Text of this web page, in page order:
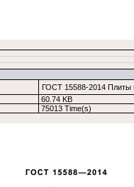
ГОСТ 15588-2014 Плиты
60.74 KB
75013 Time(s)